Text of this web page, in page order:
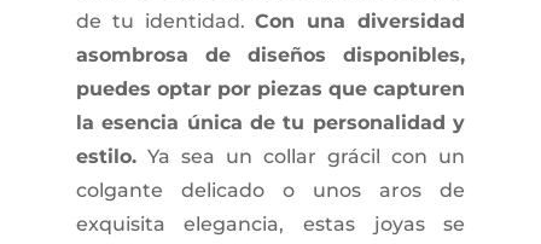
de tu identidad.Con una diversidad
asombrosa de diseños disponibles,
puedes optar por piezas que capturen
la esencia única de tu personalidad y
estilo.Ya sea un collar grácil con un
colgante delicado o unos aros de
exquisita elegancia, estas joyas se